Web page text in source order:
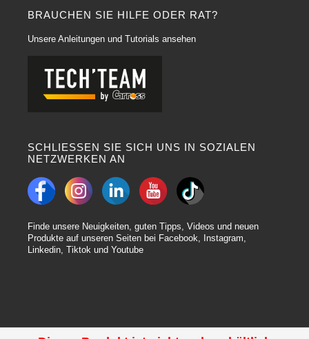
BRAUCHEN SIE HILFE ODER RAT?
Unsere Anleitungen und Tutorials ansehen
SCHLIESSEN SIE SICH UNS IN SOZIALEN
NETZWERKEN AN
Finde unsere Neuigkeiten, guten Tipps, Videos und neuen
Produkte auf unseren Seiten bei Facebook, Instagram,
Linkedin, Tiktok und Youtube